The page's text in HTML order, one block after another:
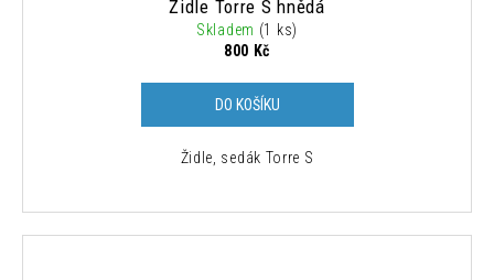
Židle Torre S hnědá
Skladem (1 ks)
800 Kč
DO KOŠÍKU
Židle, sedák Torre S